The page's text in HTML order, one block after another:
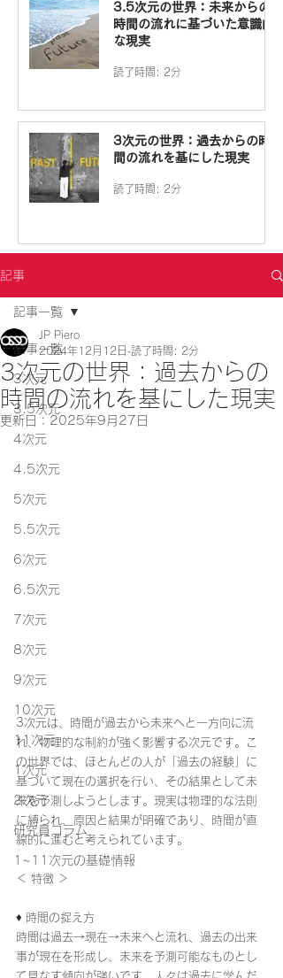
3.5次元の世界：未来からの
時間の流れに基づいた意識的
な現実
読了時間: 2分
3次元の世界：過去からの時
間の流れを基にした現実
読了時間: 2分
記事
記事一覧
3次元
3.5次元
4次元
4.5次元
5次元
5.5次元
6次元
6.5次元
7次元
8次元
9次元
10次元
11次元
1次元
2次元
研究員コラム
1~11次元の基礎情報
記事一覧
3次元の世界：過去からの
時間の流れを基にした現実
JP Piero
2024年12月12日 読了時間: 2分
更新日： 2025年9月27日
3次元は、時間が過去から未来へと一方向に流
れ、物理的な制約が強く影響する次元です。こ
の世界では、ほとんどの人が「過去の経験」に
基づいて現在の選択を行い、その結果として未
来を予測しようとします。現実は物理的な法則
に縛られ、原因と結果が明確であり、時間が直
線的に進むと考えられています。
＜ 特徴 ＞
♦ 時間の捉え方
時間は過去→現在→未来へと流れ、過去の出来
事が現在を形成し、未来を予測可能なものとし